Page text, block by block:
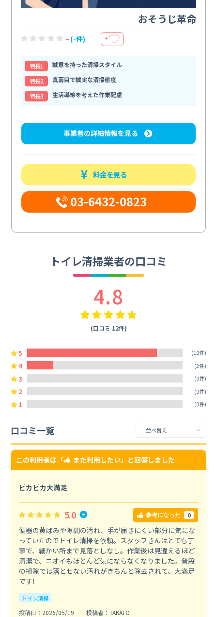
おそうじ革命
- (-件) ＋
特⻑1
誠意を持った清掃スタイル
特⻑2
真面目で誠実な清掃態度
特⻑3
生活導線を考えた作業配慮
事業者の詳細情報を見る
料金を見る
03-6432-0823
トイレ清掃業者の口コミ
4.8
(口コミ 12件)
5 (10件)
4 (2件)
3 (0件)
2 (0件)
1 (0件)
口コミ一覧
この利用者は「 また利用したい」と回答しました
ピカピカ大満足
5.0 参考になった 0
便器の黄ばみや隙間の汚れ、手が届きにくい部分に気にな
っていたのでトイレ清掃を依頼。スタッフさんはとても丁
寧で、細かい所まで見落としなし。作業後は見違えるほど
清潔で、ニオイもほとんど気にならなくなりました。普段
の掃除では落とせない汚れがきちんと除去されて、大満足
です!
トイレ清掃
投稿日：2026/05/19
投稿者：TAKATO